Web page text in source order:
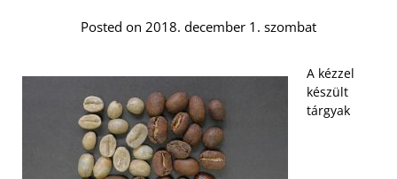
Posted on 2018. december 1. szombat
A kézzel
készült
tárgyak